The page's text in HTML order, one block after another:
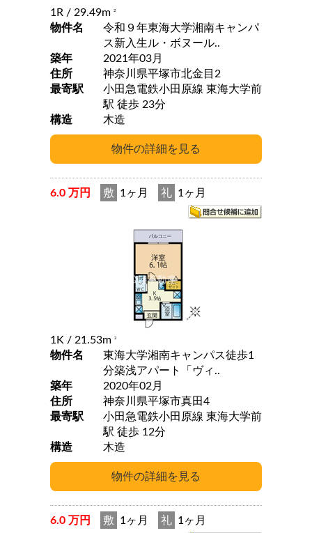
1R / 29.49m 2
物件名
令和９年東海大学湘南キャンパ
ス新入生ル・ボヌール..
築年
2021年03月
住所
神奈川県平塚市北金目2
最寄駅
小田急電鉄小田原線 東海大学前
駅 徒歩 23分
構造
木造
6.0 万円 敷 1ヶ月 礼 1ヶ月
1K / 21.53m 2
物件名
東海大学湘南キャンパス徒歩1
分築浅アパート「ヴィ..
築年
2020年02月
住所
神奈川県平塚市真田4
最寄駅
小田急電鉄小田原線 東海大学前
駅 徒歩 12分
構造
木造
6.0 万円 敷 1ヶ月 礼 1ヶ月